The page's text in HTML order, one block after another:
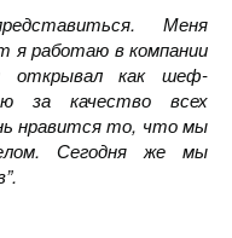
Меня
я работаю в компании
открывал как шеф-
за качество всех
нравится то, что мы
Сегодня же мы